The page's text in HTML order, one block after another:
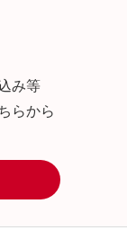
み等
らから